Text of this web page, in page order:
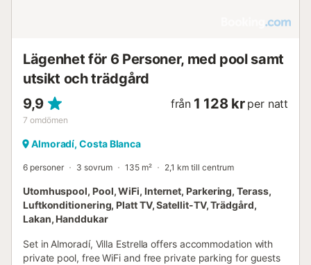
Lägenhet för 6 Personer, med pool samt
utsikt och trädgård
9,9
7 omdömen
från 1 128 kr per natt
Almoradí, Costa Blanca
6 personer 3 sovrum 135 m² 2,1 km till centrum
Utomhuspool, Pool, WiFi, Internet, Parkering, Terass,
Luftkonditionering, Platt TV, Satellit-TV, Trädgård,
Lakan, Handdukar
Set in Almoradí, Villa Estrella offers accommodation with
private pool, free WiFi and free private parking for guests